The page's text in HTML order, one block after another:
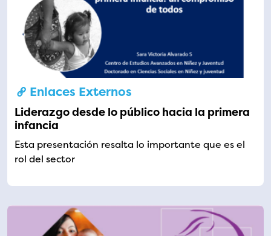
Enlaces Externos
Liderazgo desde lo público hacia la primera
infancia
Esta presentación resalta lo importante que es el
rol del sector